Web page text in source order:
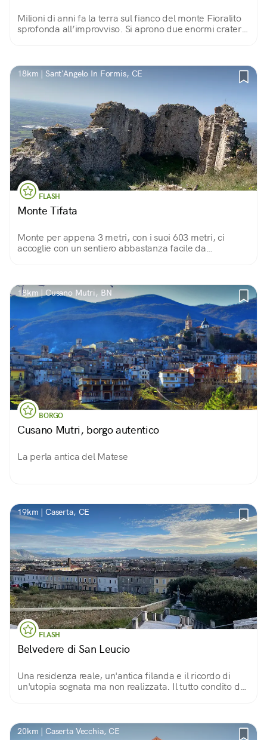
Milioni di anni fa la terra sul fianco del monte Fioralito
sprofonda all’improvviso. Si aprono due enormi crateri
18km | Sant'Angelo In Formis, CE
FLASH
Monte Tifata
Monte per appena 3 metri, con i suoi 603 metri, ci
accoglie con un sentiero abbastanza facile da
18km | Cusano Mutri, BN
BORGO
Cusano Mutri, borgo autentico
La perla antica del Matese
19km | Caserta, CE
FLASH
Belvedere di San Leucio
Una residenza reale, un'antica filanda e il ricordo di
un'utopia sognata ma non realizzata. Il tutto condito da
20km | Caserta Vecchia, CE